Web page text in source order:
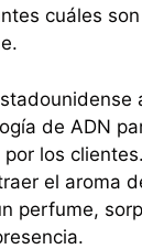
cuáles
de ADN
los
el aroma
perfume,